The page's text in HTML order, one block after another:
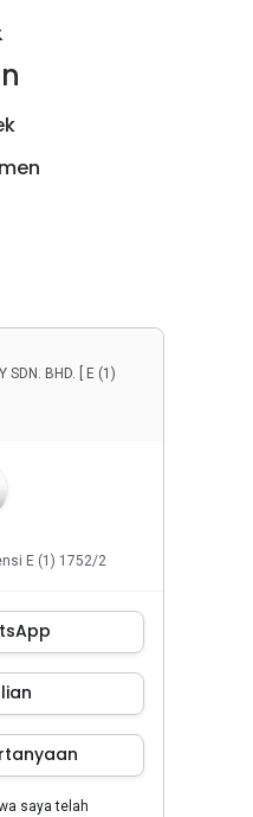
SDN. BHD. [ E (1)
E (1) 1752/2
saya telah